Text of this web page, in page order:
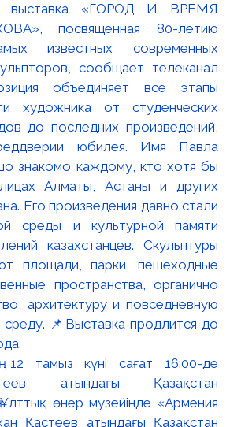
выставка «ГОРОД И ВРЕМЯ
посвящённая 80-летию
известных современных
сообщает телеканал
объединяет все этапы
художника от студенческих
до последних произведений,
юбилея. Имя Павла
знакомо каждому, кто хотя бы
Алматы, Астаны и других
Его произведения давно стали
среды и культурной памяти
казахстанцев. Скульптуры
площади, парки, пешеходные
пространства, органично
архитектуру и повседневную
среду. 📌Выставка продлится до